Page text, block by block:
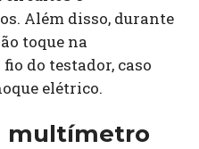
Além disso, durante
toque na
do testador, caso
elétrico.
multímetro